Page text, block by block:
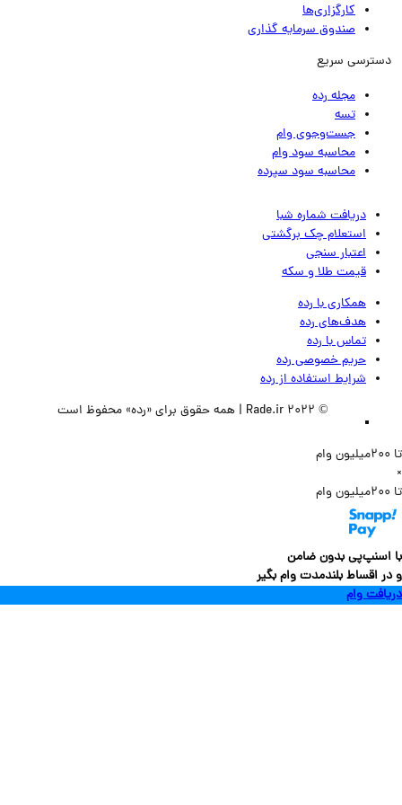
کارگزاری‌ها
صندوق سرمایه گذاری
سریع
مجله رده
تسه
جست‌وجوی وام
محاسبه سود وام
محاسبه سود سپرده
دریافت شماره شبا
استعلام چک برگشتی
اعتبار سنجی
قیمت طلا و سکه
همکاری با رده
هدف‌های رده
تماس‌ با‌ رده
حریم خصوصی رده
شرایط استفاده از رده
بدون ضامن
بلندمدت وام بگیر
وام